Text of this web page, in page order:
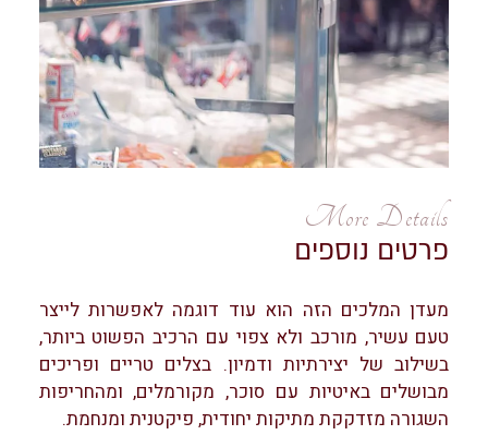
More Details
פרטים נוספים
מעדן המלכים הזה הוא עוד דוגמה לאפשרות לייצר
טעם עשיר, מורכב ולא צפוי עם הרכיב הפשוט ביותר,
בשילוב של יצירתיות ודמיון. בצלים טריים ופריכים
מבושלים באיטיות עם סוכר, מקורמלים, ומהחריפות
השגורה מזדקקת מתיקות יחודית, פיקטנית ומנחמת.